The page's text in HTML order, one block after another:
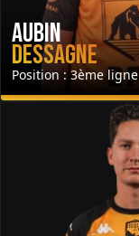
Aubin
Dessagne
Position : 3ème ligne